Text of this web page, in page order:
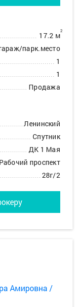
17.2 м2
парк.место
1
1
Продажа
Ленинский
Спутник
ДК 1 Мая
проспект
28г/2
Амировна /